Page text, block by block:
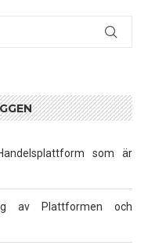
som är
av Plattformen och